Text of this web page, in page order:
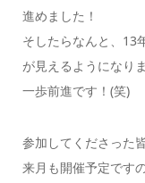
進めました！
そしたらなんと、13
が見えるようになり
一歩前進です！(笑)
参加してくださった
来月も開催予定です